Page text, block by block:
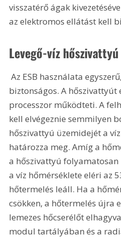
visszatérő ágak
az elektromos ellátást kell
Levegő-víz
Az ESB használata egyszerű, működése pedig
biztonságos. A
processzor működteti. A
kell elvégeznie semmilyen
hőszivattyú üzemidejét a
határozza meg. Amíg a
a hőszivattyú
a víz hőmérséklete eléri az
hőtermelés leáll. Ha a
csökken, a hőtermelés újra
lemezes hőcserélőt
modul tartályában és a